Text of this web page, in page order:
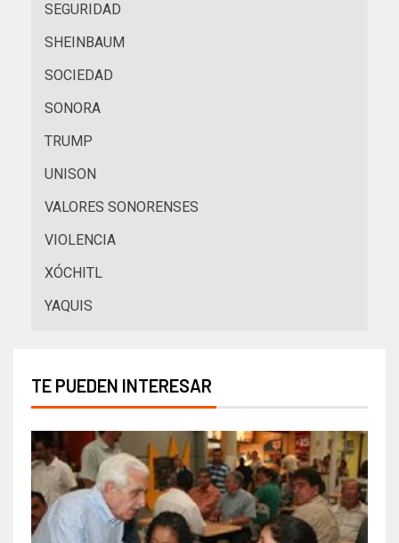
SEGURIDAD
SHEINBAUM
SOCIEDAD
SONORA
TRUMP
UNISON
VALORES SONORENSES
VIOLENCIA
XÓCHITL
YAQUIS
TE PUEDEN INTERESAR